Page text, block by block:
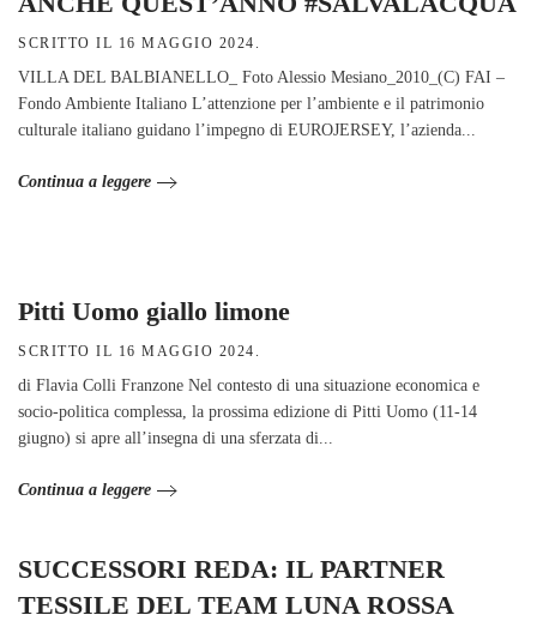
SCRITTO IL 16 MAGGIO 2024 .
VILLA DEL BALBIANELLO_ Foto Alessio Mesiano_2010_(C) FAI –
Fondo Ambiente Italiano L’attenzione per l’ambiente e il patrimonio
culturale italiano guidano l’impegno di EUROJERSEY, l’azienda...
Continua a leggere
Pitti Uomo giallo limone
SCRITTO IL 16 MAGGIO 2024 .
di Flavia Colli Franzone Nel contesto di una situazione economica e
socio-politica complessa, la prossima edizione di Pitti Uomo (11-14
giugno) si apre all’insegna di una sferzata di...
Continua a leggere
SUCCESSORI REDA: IL PARTNER
TESSILE DEL TEAM LUNA ROSSA